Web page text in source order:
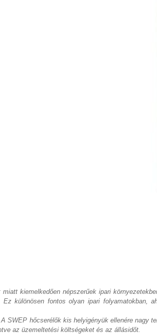
kiemelkedően népszerűek ipari
különösen fontos olyan ipari
SWEP hőcserélők kis helyigényük ellenére
az üzemeltetési költségeket és az állásidőt.